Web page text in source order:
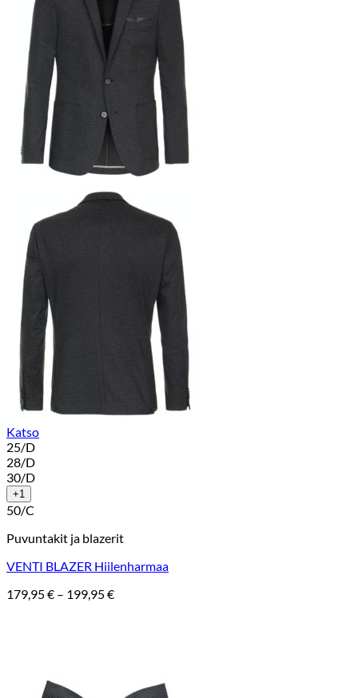
Katso
25/D
28/D
30/D
+1
50/C
Puvuntakit ja blazerit
VENTI BLAZER Hiilenharmaa
179,95€ – 199,95€Hintaluokka: